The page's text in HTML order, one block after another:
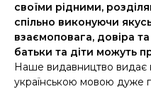
своїми рідними,
спільно виконуючи
взаємоповага, довіра
батьки та діти можуть
Наше видавництво видає
українською мовою дуже